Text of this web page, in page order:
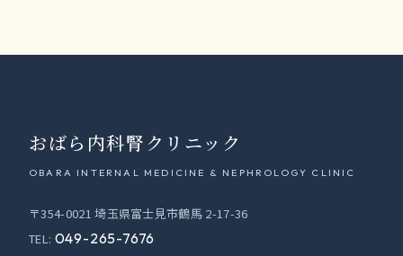
おばら内科腎クリニック
OBARA INTERNAL MEDICINE & NEPHROLOGY CLINIC
〒354-0021 埼玉県富士見市鶴馬 2-17-36
TEL: 049-265-7676